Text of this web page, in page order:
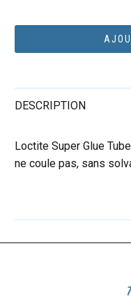
gel
easy
2g
DESCRIPTION
Loctite Super Glue
ne coule pas, sans